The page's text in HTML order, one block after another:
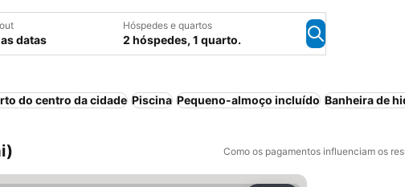
datas
Hóspedes e quartos
2 hóspedes, 1 quarto.
do centro da cidade Piscina Pequeno-almoço incluído Banheira de
Como os pagamentos influenciam os